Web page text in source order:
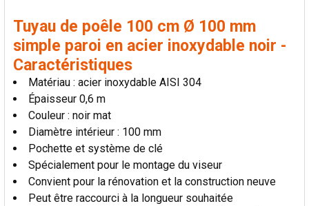
Tuyau de poêle 100 cm Ø 100 mm
simple paroi en acier inoxydable noir -
Caractéristiques
Matériau : acier inoxydable AISI 304
Épaisseur 0,6 m
Couleur : noir mat
Diamètre intérieur : 100 mm
Pochette et système de clé
Spécialement pour le montage du viseur
Convient pour la rénovation et la construction neuve
Peut être raccourci à la longueur souhaitée